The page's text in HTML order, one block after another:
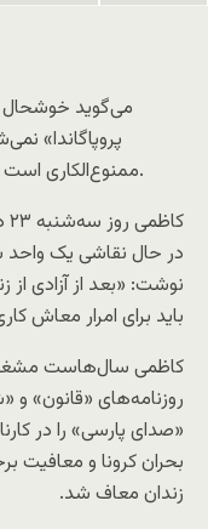
می‌گوید خوشحال
پروپاگاندا»
ممنوع‌الکاری است که دیگر حق کار در رسانه‌های ایران را ندارد.
در حال نقاشی یک واحد
نوشت: «بعد از آزادی از
باید برای امرار معاش
کاظمی سال‌هاست مشغول
روزنامه‌های «قانون»
«صدای پارسی» را در
بحران کرونا و معافیت
زندان معاف شد.